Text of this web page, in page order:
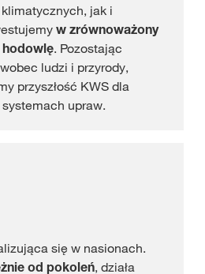
jak i
w zrównoważony
hodowlę. Pozostając
wobec ludzi i przyrody,
przyszłość KWS dla
upraw.
się w nasionach.
od pokoleń, działa